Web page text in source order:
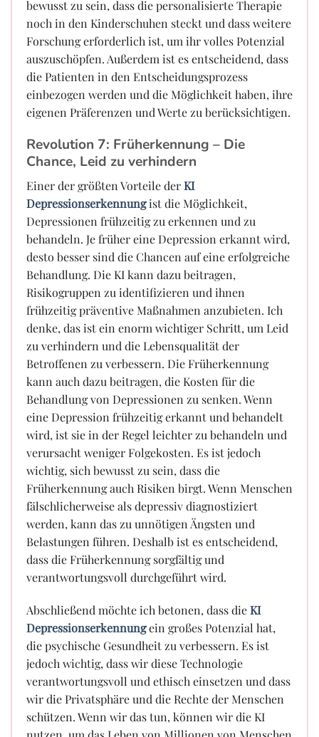
bewusst zu sein, dass die personalisierte Therapie
noch in den Kinderschuhen steckt und dass weitere
Forschung erforderlich ist, um ihr volles Potenzial
auszuschöpfen. Außerdem ist es entscheidend, dass
die Patienten in den Entscheidungsprozess
einbezogen werden und die Möglichkeit haben, ihre
eigenen Präferenzen und Werte zu berücksichtigen.
Revolution 7: Früherkennung – Die
Chance, Leid zu verhindern
Einer der größten Vorteile derKI
Depressionserkennungist die Möglichkeit,
Depressionen frühzeitig zu erkennen und zu
behandeln. Je früher eine Depression erkannt wird,
desto besser sind die Chancen auf eine erfolgreiche
Behandlung. Die KI kann dazu beitragen,
Risikogruppen zu identifizieren und ihnen
frühzeitig präventive Maßnahmen anzubieten. Ich
denke, das ist ein enorm wichtiger Schritt, um Leid
zu verhindern und die Lebensqualität der
Betroffenen zu verbessern. Die Früherkennung
kann auch dazu beitragen, die Kosten für die
Behandlung von Depressionen zu senken. Wenn
eine Depression frühzeitig erkannt und behandelt
wird, ist sie in der Regel leichter zu behandeln und
verursacht weniger Folgekosten. Es ist jedoch
wichtig, sich bewusst zu sein, dass die
Früherkennung auch Risiken birgt. Wenn Menschen
fälschlicherweise als depressiv diagnostiziert
werden, kann das zu unnötigen Ängsten und
Belastungen führen. Deshalb ist es entscheidend,
dass die Früherkennung sorgfältig und
verantwortungsvoll durchgeführt wird.
Abschließend möchte ich betonen, dass dieKI
Depressionserkennungein großes Potenzial hat,
die psychische Gesundheit zu verbessern. Es ist
jedoch wichtig, dass wir diese Technologie
verantwortungsvoll und ethisch einsetzen und dass
wir die Privatsphäre und die Rechte der Menschen
schützen. Wenn wir das tun, können wir die KI